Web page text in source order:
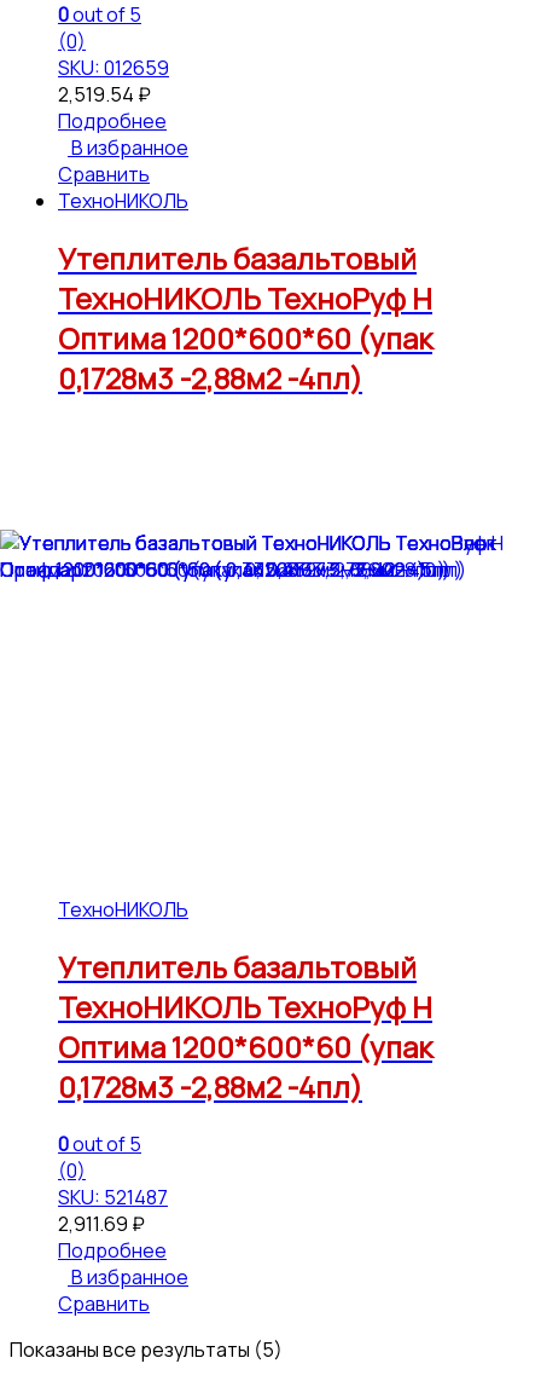
0out of 5
(0)
SKU: 012659
2,519.54 ₽
Подробнее
В избранное
Сравнить
ТехноНИКОЛЬ
Утеплитель базальтовый
ТехноНИКОЛЬ ТехноРуф Н
Оптима 1200*600*60 (упак
0,1728м3 -2,88м2 -4пл)
ТехноНИКОЛЬ
Утеплитель базальтовый
ТехноНИКОЛЬ ТехноРуф Н
Оптима 1200*600*60 (упак
0,1728м3 -2,88м2 -4пл)
0out of 5
(0)
SKU: 521487
2,911.69 ₽
Подробнее
В избранное
Сравнить
Показаны все результаты (5)